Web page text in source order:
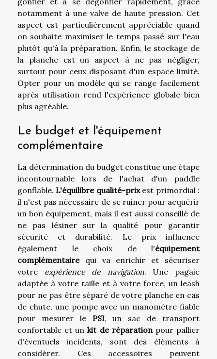
notamment à une valve de haute pression. Cet
aspect est particulièrement appréciable quand
on souhaite maximiser le temps passé sur l'eau
plutôt qu'à la préparation. Enfin, le stockage de
la planche est un aspect à ne pas négliger,
surtout pour ceux disposant d'un espace limité.
Opter pour un modèle qui se range facilement
après utilisation rend l'expérience globale bien
plus agréable.
Le budget et l'équipement
complémentaire
La détermination du budget constitue une étape
incontournable lors de l'achat d'un paddle
gonflable. L'équilibre qualité-prixest primordial :
il n'est pas nécessaire de se ruiner pour acquérir
un bon équipement, mais il est aussi conseillé de
ne pas lésiner sur la qualité pour garantir
sécurité et durabilité. Le prix influence
également le choix de l'équipement
complémentairequi va enrichir et sécuriser
votre expérience de navigation. Une pagaie
adaptée à votre taille et à votre force, un leash
pour ne pas être séparé de votre planche en cas
de chute, une pompe avec un manomètre fiable
pour mesurer le PSI, un sac de transport
confortable et unkit de réparationpour pallier
d'éventuels incidents, sont des éléments à
considérer. Ces accessoires peuvent